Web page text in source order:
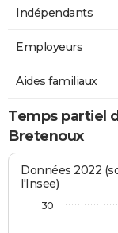
Indépendants
Employeurs
Aides familiaux
Temps partiel
Bretenoux
Données 2022
l'Insee)
30